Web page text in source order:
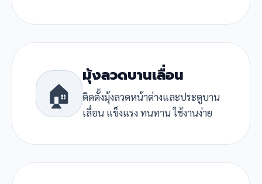
🏠
มุ้งลวดบานเลื่อน
ติดตั้งมุ้งลวดหน้าต่างและประตูบาน
เลื่อน แข็งแรง ทนทาน ใช้งานง่าย